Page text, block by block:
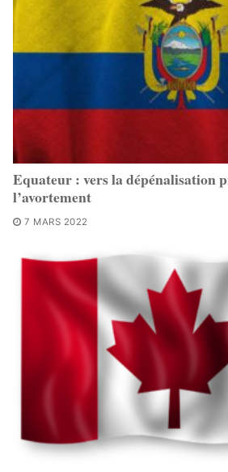
Equateur : vers la dépénalisation
l’avortement
7 MARS 2022